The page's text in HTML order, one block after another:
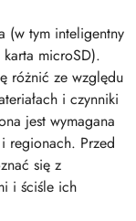
(w tym inteligentny
microSD).
różnić ze względu
i czynniki
jest wymagana
regionach. Przed
się z
i ściśle ich